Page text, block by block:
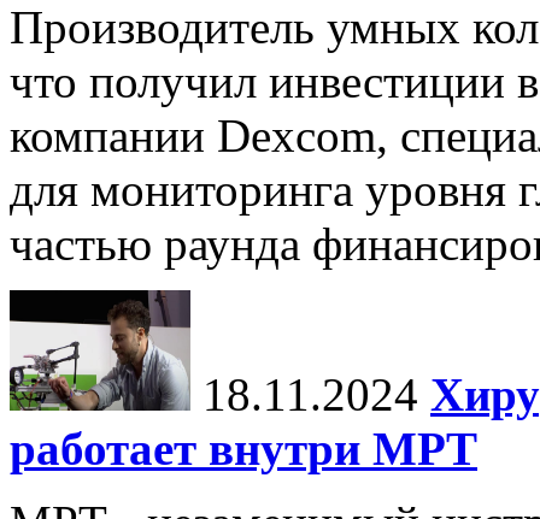
Производитель умных
что получил инвестиции
компании Dexcom,
для мониторинга уровня
частью раунда
18.11.2024
работает внутри МРТ